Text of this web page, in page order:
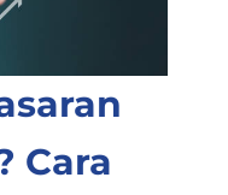
Cara